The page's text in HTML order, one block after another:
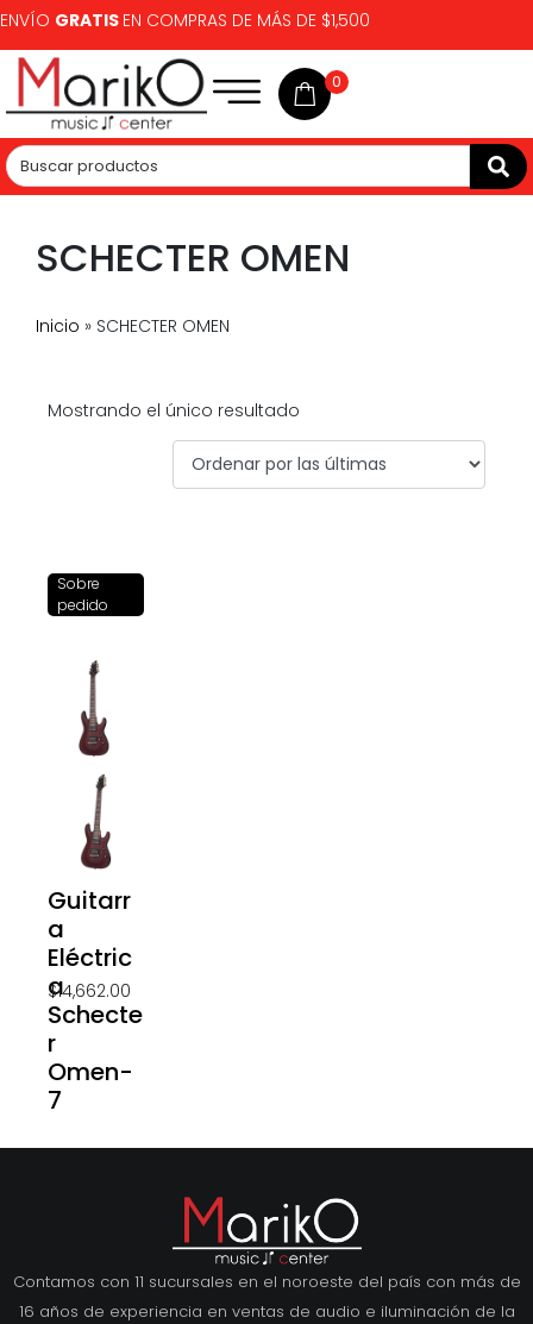
ENVÍO GRATIS EN COMPRAS DE MÁS DE $1,500
0
SCHECTER OMEN
Inicio » SCHECTER OMEN
Mostrando el único resultado
Sobre
pedido
Guitarr
a
Eléctric
a
Schecte
r
Omen-
7
$14,662.00
Contamos con 11 sucursales en el noroeste del país con más de
16 años de experiencia en ventas de audio e iluminación de la